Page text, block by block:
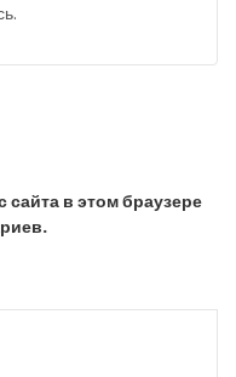
в этом браузере